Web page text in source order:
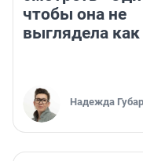
чтобы она не
выглядела
Надежда